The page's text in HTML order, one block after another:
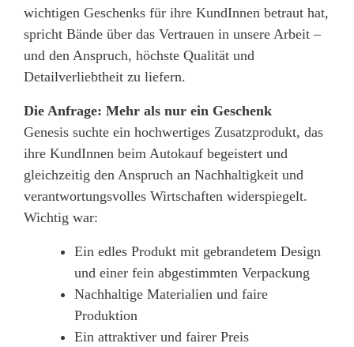
wichtigen Geschenks für ihre KundInnen betraut hat,
spricht Bände über das Vertrauen in unsere Arbeit –
und den Anspruch, höchste Qualität und
Detailverliebtheit zu liefern.
Die Anfrage: Mehr als nur ein Geschenk
Genesis suchte ein hochwertiges Zusatzprodukt, das
ihre KundInnen beim Autokauf begeistert und
gleichzeitig den Anspruch an Nachhaltigkeit und
verantwortungsvolles Wirtschaften widerspiegelt.
Wichtig war:
Ein edles Produkt mit gebrandetem Design
und einer fein abgestimmten Verpackung
Nachhaltige Materialien und faire
Produktion
Ein attraktiver und fairer Preis